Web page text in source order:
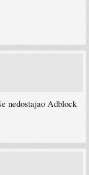
nedostajao Adblock